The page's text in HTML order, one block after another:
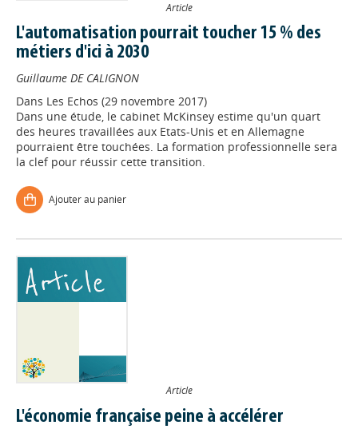
Article
L'automatisation pourrait toucher 15 % des
métiers d'ici à 2030
Guillaume DE CALIGNON
Dans Les Echos (29 novembre 2017)
Dans une étude, le cabinet McKinsey estime qu'un quart
des heures travaillées aux Etats-Unis et en Allemagne
pourraient être touchées. La formation professionnelle sera
la clef pour réussir cette transition.
Ajouter au panier
Article
L'économie française peine à accélérer